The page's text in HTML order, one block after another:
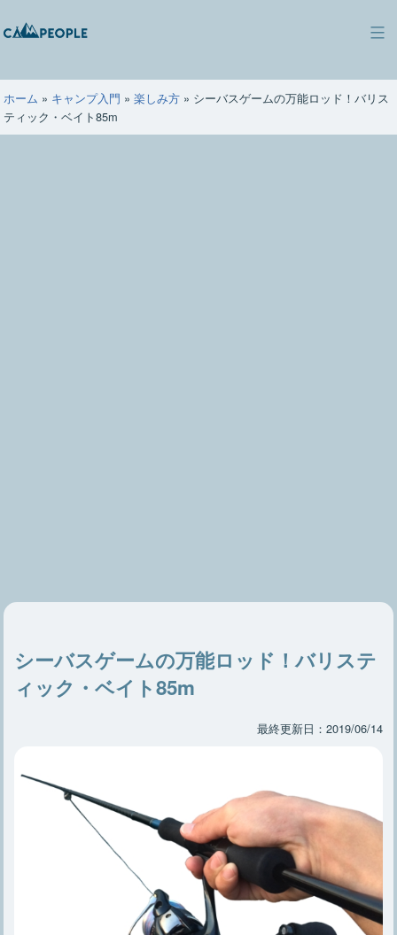
ン
ツ
へ
ス
キ
ン
ピ
ー
ホーム » キャンプ入門 » 楽しみ方» シーバスゲームの万能ロッド！バリス
ティック・ベイト85m
シーバスゲームの万能ロッド！バリステ
ィック・ベイト85m
最終更新日：2019/06/14